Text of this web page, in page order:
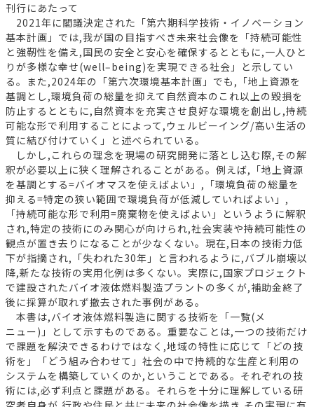
刊行にあたって
2021年に閣議決定された「第六期科学技術・イノベーション
基本計画」では,我が国の目指すべき未来社会像を「持続可能性
と強靭性を備え,国民の安全と安心を確保するとともに,一人ひと
りが多様な幸せ(well‒being)を実現できる社会」と示してい
る。また,2024年の「第六次環境基本計画」でも,「地上資源を
基調とし,環境負荷の総量を抑えて自然資本のこれ以上の毀損を
防止するとともに,自然資本を充実させ良好な環境を創出し,持続
可能な形で利用することによって,ウェルビーイング/高い生活の
質に結び付けていく」と述べられている。
しかし,これらの理念を現場の研究開発に落とし込む際,その解
釈が必要以上に狭く理解されることがある。例えば,「地上資源
を基調とする=バイオマスを使えばよい」,「環境負荷の総量を
抑える=特定の狭い範囲で環境負荷が低減していればよい」,
「持続可能な形で利用=廃棄物を使えばよい」というように解釈
され,特定の技術にのみ関心が向けられ,社会実装や持続可能性の
観点が置き去りになることが少なくない。現在,日本の技術力低
下が指摘され,「失われた30年」と言われるように,バブル崩壊以
降,新たな技術の実用化例は多くない。実際に,国家プロジェクト
で建設されたバイオ液体燃料製造プラントの多くが,補助金終了
後に採算が取れず撤去された事例がある。
本書は,バイオ液体燃料製造に関する技術を「一覧(メ
ニュー)」として示すものである。重要なことは,一つの技術だけ
で課題を解決できるわけではなく,地域の特性に応じて「どの技
術を」「どう組み合わせて」社会の中で持続的な生産と利用の
システムを構築していくのか,ということである。それぞれの技
術には,必ず利点と課題がある。それらを十分に理解している研